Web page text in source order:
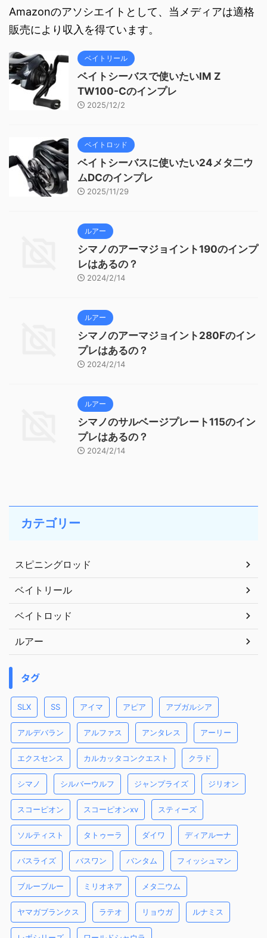
Amazonのアソシエイトとして、当メディアは適格
販売により収入を得ています。
ベイトリール
ベイトシーバスで使いたいIM Z
TW100-Cのインプレ
2025/12/2
ベイトロッド
ベイトシーバスに使いたい24メタ二ウ
ムDCのインプレ
2025/11/29
ルアー
シマノのアーマジョイント190のインプ
レはあるの？
2024/2/14
ルアー
シマノのアーマジョイント280Fのイン
プレはあるの？
2024/2/14
ルアー
シマノのサルベージプレート115のイン
プレはあるの？
2024/2/14
カテゴリー
スピニングロッド
ベイトリール
ベイトロッド
ルアー
タグ
SLX SS アイマ アピア アブガルシア
アルデバラン アルファス アンタレス アーリー
エクスセンス カルカッタコンクエスト クラド
シマノ シルバーウルフ ジャンプライズ ジリオン
スコーピオン スコーピオンxv スティーズ
ソルティスト タトゥーラ ダイワ ディアルーナ
バスライズ バスワン バンタム フィッシュマン
ブルーブルー ミリオネア メタ二ウム
ヤマガブランクス ラテオ リョウガ ルナミス